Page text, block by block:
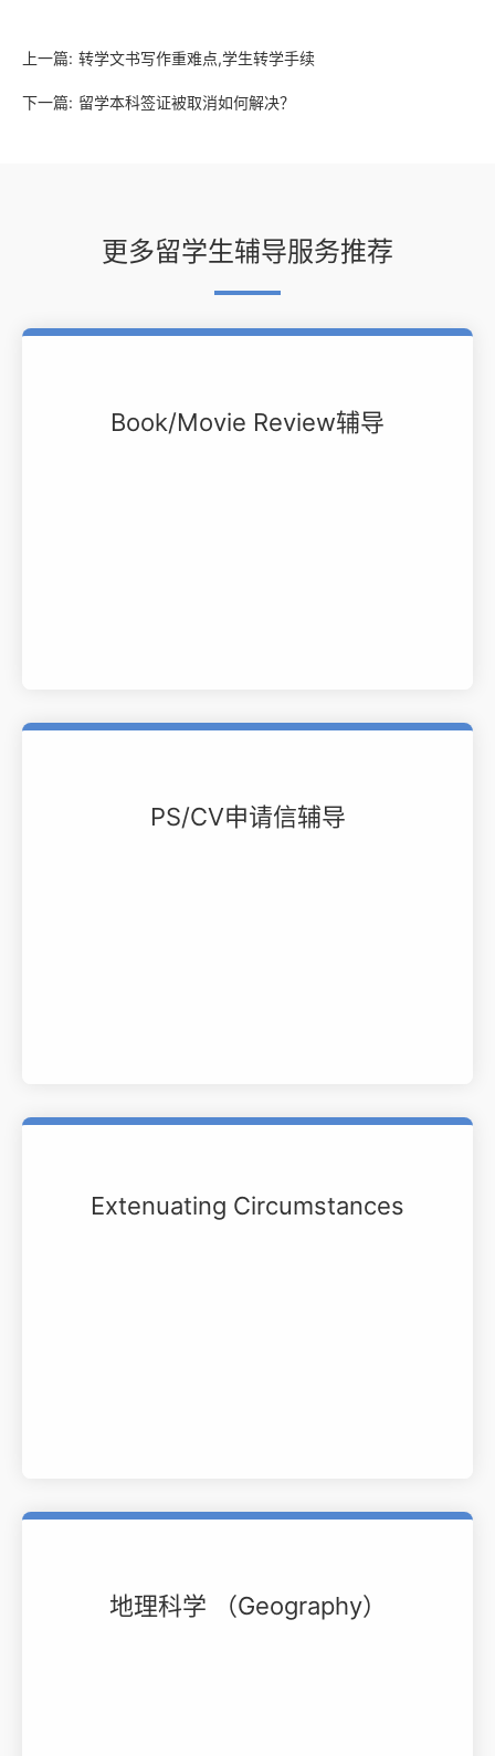
上一篇: 转学文书写作重难点,学生转学手续
下一篇: 留学本科签证被取消如何解决？
更多留学生辅导服务推荐
Book/Movie Review辅导
PS/CV申请信辅导
Extenuating Circumstances
地理科学 （Geography）